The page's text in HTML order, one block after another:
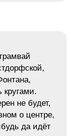
кругами.
не будет,
о центре,
да идёт